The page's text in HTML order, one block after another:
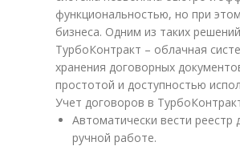
функциональностью, но при
бизнеса. Одним из таких
ТурбоКонтракт – облачная
хранения договорных
простотой и доступностью
Учет договоров в
Автоматически вести реестр
ручной работе.